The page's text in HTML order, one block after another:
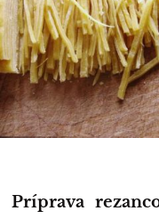
Príprava rezancov do polievky je celkom